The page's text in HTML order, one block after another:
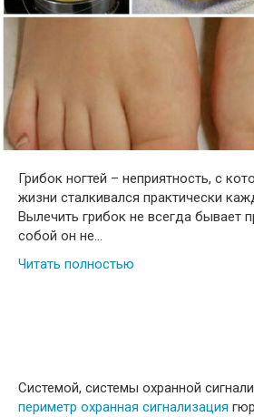
Грибок ногтей – неприятность, с
жизни сталкивался практически
Вылечить грибок не всегда бывает
собой он не…
Читать полностью
Системой, системы охранной
периметр охранная сигнализация